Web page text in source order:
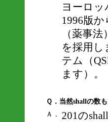
ヨーロッ
1996版
（薬事
を採用し
テム（
ます）。
Ｑ．当然shallの数
Ａ．
201の